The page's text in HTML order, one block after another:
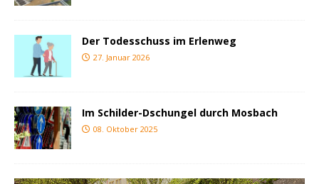
Der Todesschuss im Erlenweg
27. Januar 2026
Im Schilder-Dschungel durch Mosbach
08. Oktober 2025